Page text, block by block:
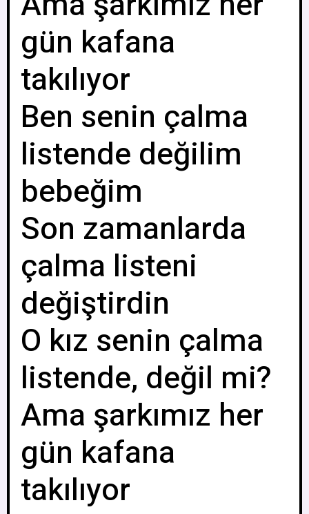
gün kafana
takılıyor
Ben senin çalma
listende değilim
bebeğim
Son zamanlarda
çalma listeni
değiştirdin
O kız senin çalma
listende, değil mi?
Ama şarkımız her
gün kafana
takılıyor